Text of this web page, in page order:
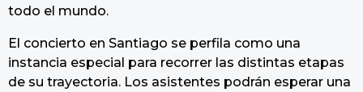
todo el mundo.
El concierto en Santiago se perfila como una
instancia especial para recorrer las distintas etapas
de su trayectoria. Los asistentes podrán esperar una